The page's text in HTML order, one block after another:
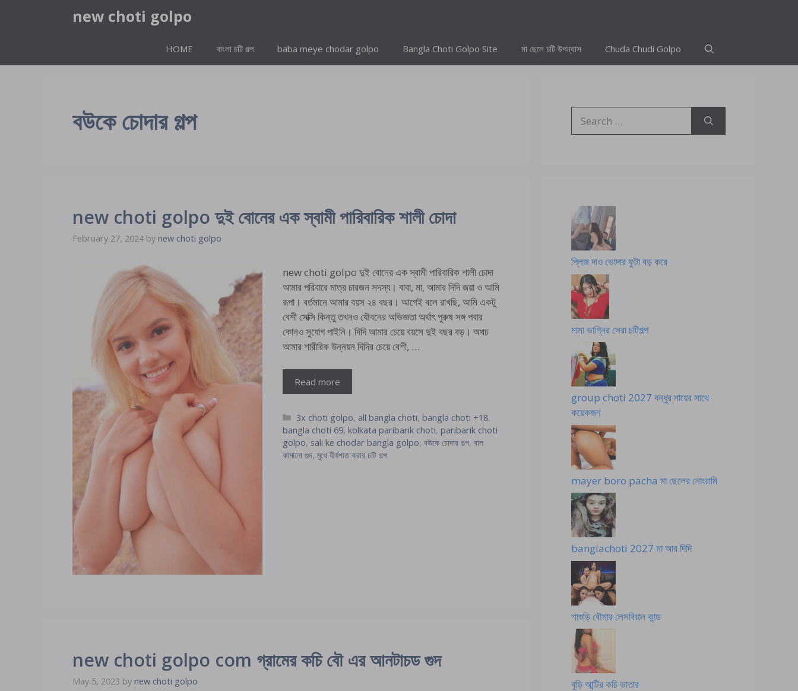
new choti golpo
HOME বাংলা চটি গল্প baba meye chodar golpo Bangla Choti Golpo Site মা ছেলে চটি উপন্যাস Chuda Chudi Golpo
বউকে চোদার গল্প
new choti golpo দুই বোনের এক স্বামী পারিবারিক শালী চোদা
February 27, 2024 by new choti golpo
new choti golpo দুই বোনের এক স্বামী পারিবারিক শালী চোদা
আমার পরিবারে মাত্র চারজন সদস্য। বাবা, মা, আমার দিদি জয়া ও আমি
রূপা। বর্তমানে আমার বয়স ২৪ বছর। আগেই বলে রাখছি, আমি একটু
বেশী সেক্সি কিন্তু তখনও যৌবনের অভিজ্ঞতা অর্থাৎ পুরুষ সঙ্গ পবার
কোনও সুযোগ পাইনি। দিদি আমার চেয়ে বয়সে দুই বছর বড়। অথচ
আমার শারীরিক উন্নয়ন দিদির চেয়ে বেশী, …
Read more
Categories
3x choti golpo, all bangla choti, bangla choti +18,
bangla choti 69, kolkata paribarik choti, paribarik choti
golpo, sali ke chodar bangla golpo, বউকে চোদার গল্প, বাল
কামানো গুদ, মুখে বীর্যপাত করার চটি গল্প
new choti golpo com গ্রামের কচি বৌ এর আনটাচড গুদ
May 5, 2023 by new choti golpo
for:
প্লিজ দাও ভোদার ফুটা বড় করে
মামা ভাগ্নির সেরা চটিগল্প
group choti 2027 বন্ধুর মায়ের সাথে
কয়েকজন
mayer boro pacha মা ছেলের নোংরামি
banglachoti 2027 মা আর দিদি
শাশুড়ি বৌমার লেসবিয়ান কান্ড
বুড়ি আন্টির কচি ভাতার